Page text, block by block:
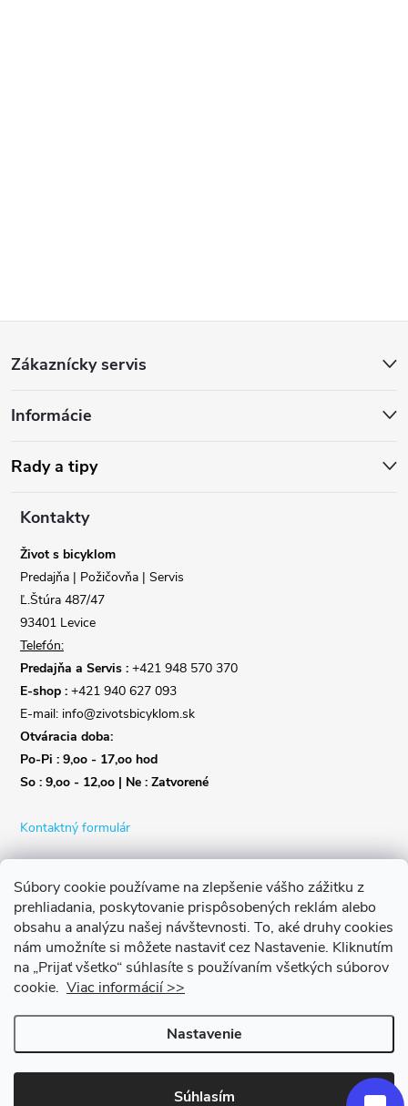
Súbory cookie používame na zlepšenie vášho zážitku z
prehliadania, poskytovanie prispôsobených reklám alebo
obsahu a analýzu našej návštevnosti. To, aké druhy cookies
nám umožníte si môžete nastaviť cez Nastavenie. Kliknutím
na „Prijať všetko“ súhlasíte s používaním všetkých súborov
cookie. Viac informácií >>
Nastavenie
Súhlasím
p
ä
Zákaznícky servis
Informácie
Rady a tipy
Kontakty
Život s bicyklom
Predajňa | Požičovňa | Servis
Ľ.Štúra 487/47
93401 Levice
Telefón:
Predajňa a Servis : +421 948 570 370
E-shop : +421 940 627 093
E-mail: info@zivotsbicyklom.sk
Otváracia doba:
Po-Pi : 9,oo - 17,oo hod
So : 9,oo - 12,oo | Ne : Zatvorené
Kontaktný formulár
Copyright 2026Život s bicyklom. Všetky práva vyhradené.Upraviť
nastavenie cookies